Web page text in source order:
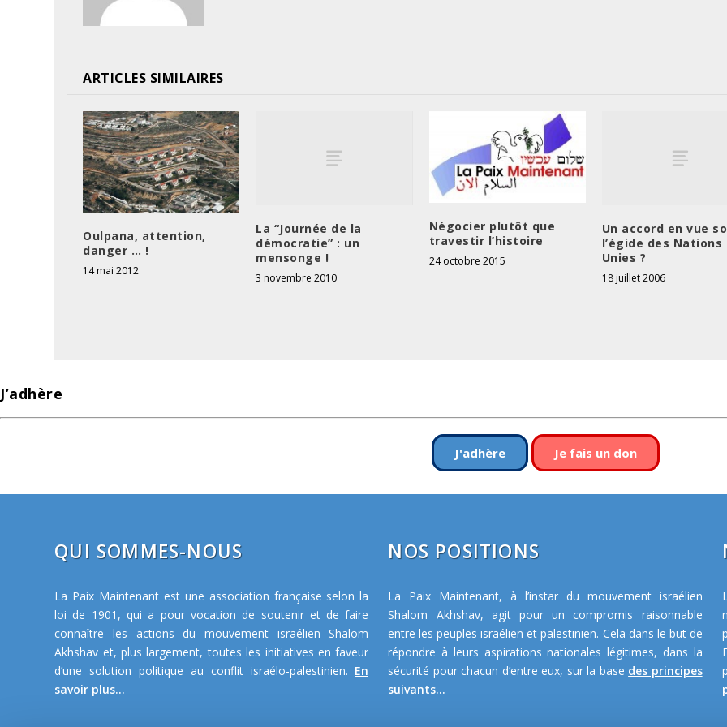
ARTICLES SIMILAIRES
Oulpana, attention,
danger … !
14 mai 2012
La “Journée de la
démocratie” : un
mensonge !
3 novembre 2010
Négocier plutôt que
travestir l’histoire
24 octobre 2015
Un accord en vue
l’égide des Nations
Unies ?
18 juillet 2006
J’adhère
J'adhère Je fais un don
QUI SOMMES-NOUS
La Paix Maintenant est une association française selon la
loi de 1901, qui a pour vocation de soutenir et de faire
connaître les actions du mouvement israélien Shalom
Akhshav et, plus largement, toutes les initiatives en faveur
d’une solution politique au conflit israélo-palestinien. En
savoir plus...
NOS POSITIONS
La Paix Maintenant, à l’instar du mouvement israélien
Shalom Akhshav, agit pour un compromis raisonnable
entre les peuples israélien et palestinien. Cela dans le but de
répondre à leurs aspirations nationales légitimes, dans la
sécurité pour chacun d’entre eux, sur la base des principes
suivants...